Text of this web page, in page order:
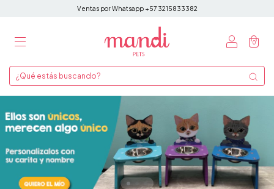
Ventas por Whatsapp +57 3215833382
0